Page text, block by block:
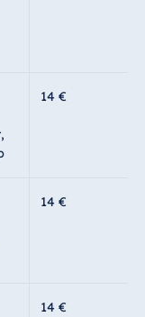
14 €
14 €
14 €